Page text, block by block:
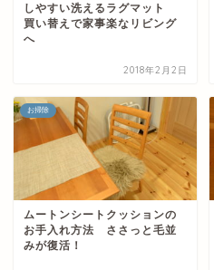
しやすい洗えるラグマット
買い替えで家事楽なリビング
へ
2018年2月2日
お掃除
ムートンシートクッションの
お手入れ方法 ささっと毛並
みが復活！